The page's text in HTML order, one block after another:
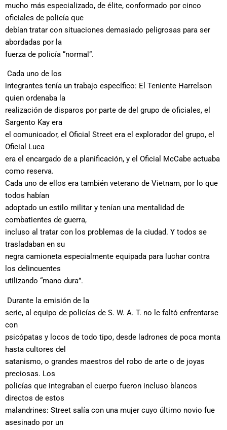
mucho más especializado, de élite, conformado por cinco
oficiales de policía que
debían tratar con situaciones demasiado peligrosas para ser
abordadas por la
fuerza de policía “normal”.
Cada uno de los
integrantes tenía un trabajo específico: El Teniente Harrelson
quien ordenaba la
realización de disparos por parte de del grupo de oficiales, el
Sargento Kay era
el comunicador, el Oficial Street era el explorador del grupo, el
Oficial Luca
era el encargado de a planificación, y el Oficial McCabe actuaba
como reserva.
Cada uno de ellos era también veterano de Vietnam, por lo que
todos habían
adoptado un estilo militar y tenían una mentalidad de
combatientes de guerra,
incluso al tratar con los problemas de la ciudad. Y todos se
trasladaban en su
negra camioneta especialmente equipada para luchar contra
los delincuentes
utilizando “mano dura”.
Durante la emisión de la
serie, al equipo de policías de S. W. A. T. no le faltó enfrentarse
con
psicópatas y locos de todo tipo, desde ladrones de poca monta
hasta cultores del
satanismo, o grandes maestros del robo de arte o de joyas
preciosas. Los
policías que integraban el cuerpo fueron incluso blancos
directos de estos
malandrines: Street salía con una mujer cuyo último novio fue
asesinado por un